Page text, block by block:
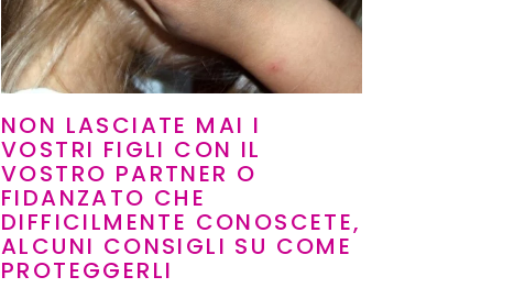
NON LASCIATE MAI I
VOSTRI FIGLI CON IL
VOSTRO PARTNER O
FIDANZATO CHE
DIFFICILMENTE CONOSCETE,
ALCUNI CONSIGLI SU COME
PROTEGGERLI